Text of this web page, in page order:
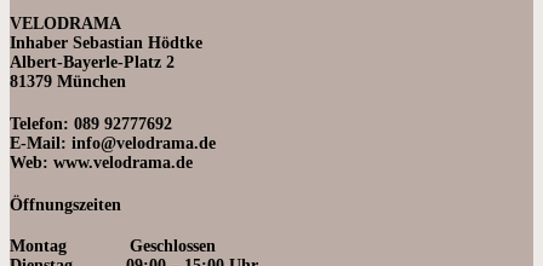
VELODRAMA
Inhaber Sebastian Hödtke
Albert-Bayerle-Platz 2
81379 München
Telefon: 089 92777692
E-Mail: info@velodrama.de
Web: www.velodrama.de
Öffnungszeiten
Montag Geschlossen